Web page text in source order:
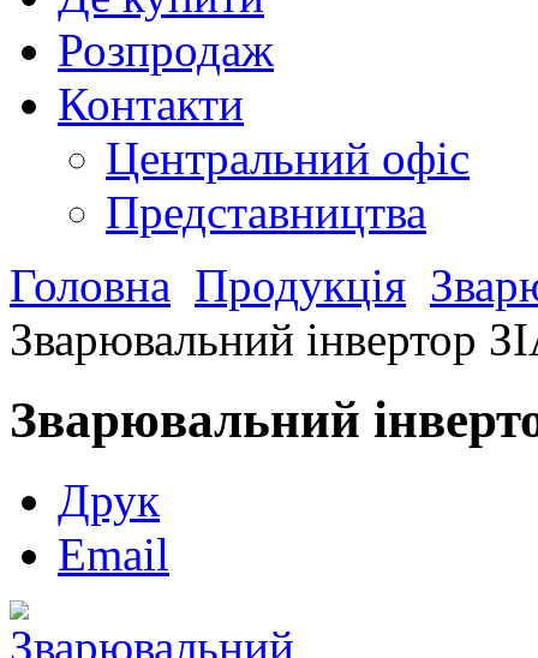
Розпродаж
Контакти
Центральний офіс
Представництва
Головна Продукція
Зварювальний інвертор
Зварювальний
Друк
Email